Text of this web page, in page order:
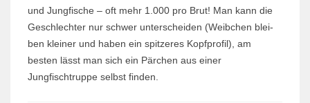
und Jungfische – oft mehr 1.000 pro Brut! Man kann die
Geschlechter nur schwer unter­scheiden (Weibchen blei­
ben kleiner und haben ein spitzeres Kopf­pro­fil), am
besten lässt man sich ein Pärchen aus einer
Jungfischtruppe selbst finden.